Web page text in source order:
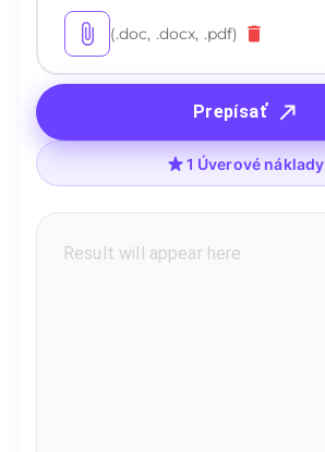
(.doc, .docx, .pdf)
Prepísať
1 Úverové náklady